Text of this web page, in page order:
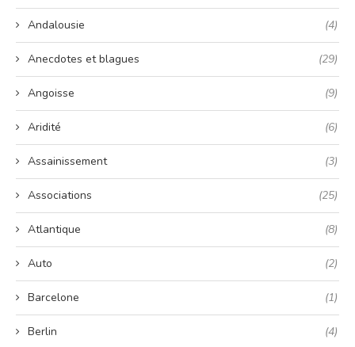
Andalousie (4)
Anecdotes et blagues (29)
Angoisse (9)
Aridité (6)
Assainissement (3)
Associations (25)
Atlantique (8)
Auto (2)
Barcelone (1)
Berlin (4)